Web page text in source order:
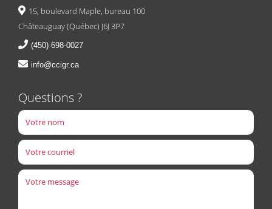
15, boulevard Maple, bureau 100
Châteauguay (Québec) J6J 3P7
(450) 698-0027
info@ccigr.ca
Questions ?